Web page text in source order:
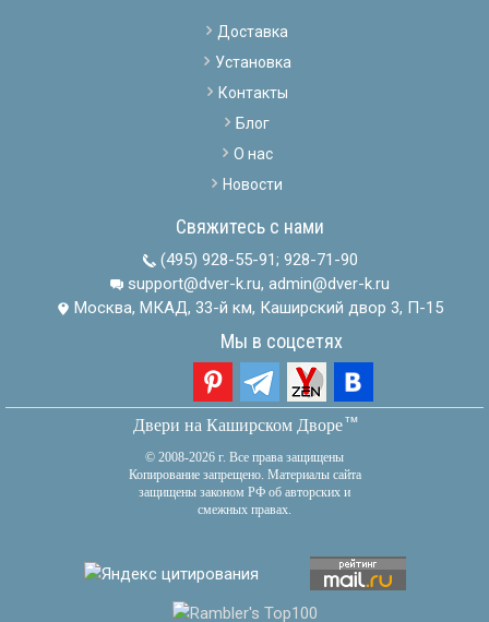
Доставка
Установка
Контакты
Блог
О нас
Новости
Свяжитесь с нами
(495) 928-55-91; 928-71-90
support@dver-k.ru, admin@dver-k.ru
Москва, МКАД, 33-й км, Каширский двор 3, П-15
Мы в соцсетях
Двери на Каширском Дворетм
© 2008-2026 г. Все права защищены
Копирование запрещено. Материалы сайта
защищены законом РФ об авторских и
смежных правах.